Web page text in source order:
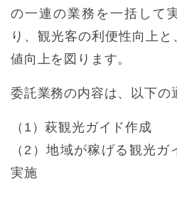
の一連の業務を一括して
り、観光客の利便性向上
値向上を図ります。
委託業務の内容は、以下の
（1）萩観光ガイド作成
（2）地域が稼げる観光
実施